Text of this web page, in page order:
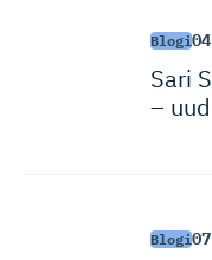
Blogi
Sari
–
Blogi